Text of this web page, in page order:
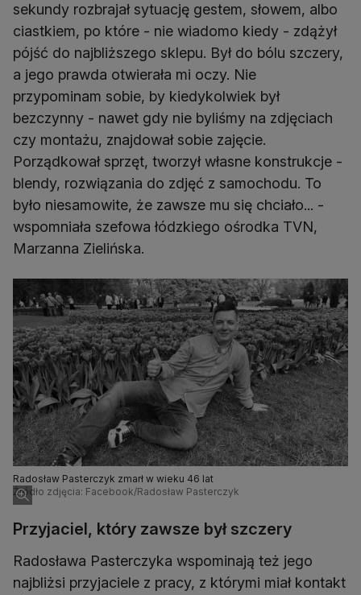
sekundy rozbrajał sytuację gestem, słowem, albo
ciastkiem, po które - nie wiadomo kiedy - zdążył
pójść do najbliższego sklepu. Był do bólu szczery,
a jego prawda otwierała mi oczy. Nie
przypominam sobie, by kiedykolwiek był
bezczynny - nawet gdy nie byliśmy na zdjęciach
czy montażu, znajdował sobie zajęcie.
Porządkował sprzęt, tworzył własne konstrukcje -
blendy, rozwiązania do zdjęć z samochodu. To
było niesamowite, że zawsze mu się chciało... -
wspomniała szefowa łódzkiego ośrodka TVN,
Marzanna Zielińska.
Radosław Pasterczyk zmarł w wieku 46 lat
Źródło zdjęcia: Facebook/Radosław Pasterczyk
Przyjaciel, który zawsze był szczery
Radosława Pasterczyka wspominają też jego
najbliżsi przyjaciele z pracy, z którymi miał kontakt